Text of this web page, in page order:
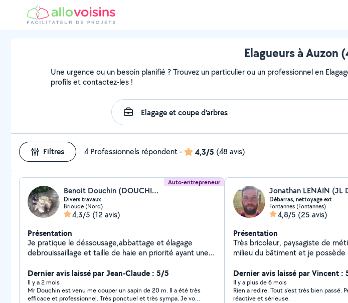
Elagueurs à Auzon
Une urgence ou un besoin planifié ? Trouvez un particulier ou un professionnel en
profils et contactez-les !
Filtres 4 Professionnels répondent- 4,3/5 (48 avis)
Auto-entrepreneur
Benoit Douchin (DOUCHIN CHRISTOPHE)
Divers travaux
Brioude (Nord)
4,3/5 (12 avis)
Présentation
Je pratique le déssousage,abbattage et élagage
debrouissaillage et taille de haie en priorité ayant une
concurance,nettoye de toiture et batiment et peinture
divers et je travaille deja en sécu chez les particuliers.
Dernier avis laissé par Jean-Claude : 5/5
Il y a 2 mois
Mr Douchin est venu me couper un sapin de 20 m. Il a été très
efficace et professionnel. Très ponctuel et très sympa. Je vous
Débarras, nettoyage ext
Fontannes (Fontannes)
4,8/5 (25 avis)
Présentation
Très bricoleur, paysagiste de
milieu du bâtiment et je possède
serviable. 06762229 quarante quatre n'hésitez pas à
me contacter
Dernier avis laissé par Vincent :
Il y a plus de 6 mois
Rien a redire. Tout s'est très bien passé.
réactive et sérieuse.